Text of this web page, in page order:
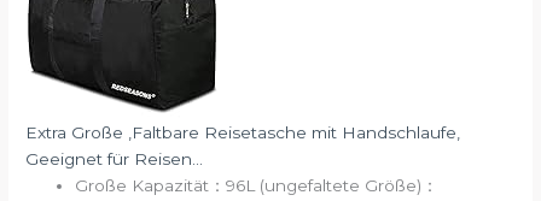
Extra Große ,Faltbare Reisetasche mit Handschlaufe,
Geeignet für Reisen...
Große Kapazität：96L (ungefaltete Größe)：